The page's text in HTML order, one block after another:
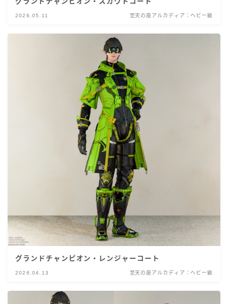
2026.05.11 至天の座アルカディア：ヘビー級
グランドチャンピオン・レンジャーコート
2026.04.13 至天の座アルカディア：ヘビー級